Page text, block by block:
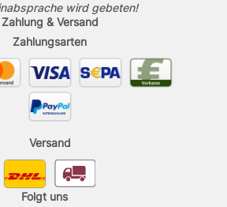
wird gebeten!
Zahlung & Versand
Zahlungsarten
Versand
Folgt uns